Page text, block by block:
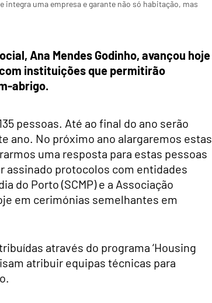
uma empresa e garante não só habitação, mas
Ana Mendes Godinho, avançou hoje
instituições que permitirão
abrigo.
pessoas. Até ao final do ano serão
ano. No próximo ano alargaremos estas
uma resposta para estas pessoas
assinado protocolos com entidades
do Porto (SCMP) e a Associação
em cerimónias semelhantes em
através do programa ‘Housing
atribuir equipas técnicas para